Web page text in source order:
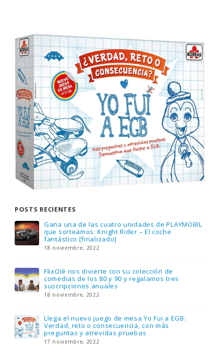
POSTS RECIENTES
Gana una de las cuatro unidades de PLAYMOBIL
que sorteamos: Knight Rider – El coche
fantástico [finalizado]
18 noviembre, 2022
FlixOlé nos divierte con su colección de
comedias de los 80 y 90 y regalamos tres
suscripciones anuales
18 noviembre, 2022
Llega el nuevo juego de mesa Yo Fui a EGB:
Verdad, reto o consecuencia, con más
preguntas y atrevidas pruebas
17 noviembre, 2022